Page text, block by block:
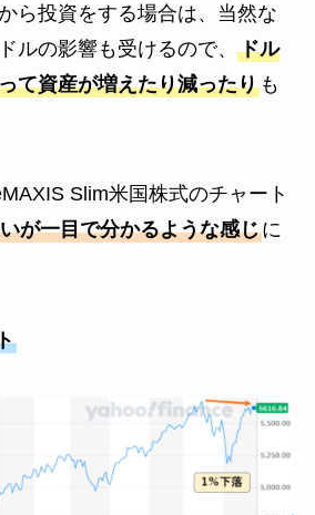
ら投資をする場合は、当然な
ルの影響も受けるので、 ドル
て資産が増えたり減ったりも
Slim米国株式のチャート
が一目で分かるような感じに